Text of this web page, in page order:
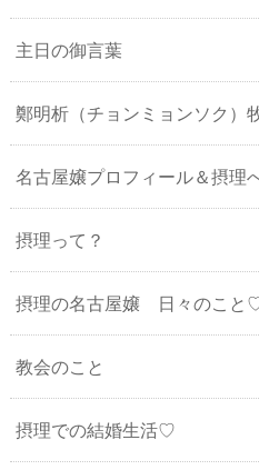
主日の御言葉
鄭明析（チョンミョンソク）
名古屋嬢プロフィール＆摂理
摂理って？
摂理の名古屋嬢 日々のこと
教会のこと
摂理での結婚生活♡